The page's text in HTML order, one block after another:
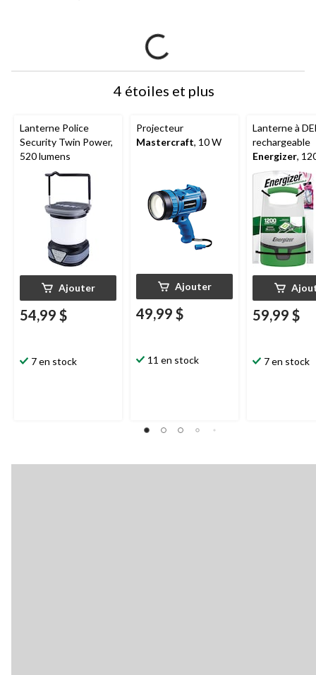
4 étoiles et plus
Lanterne Police
Security Twin Power,
520 lumens
Ajouter
54,99 $
7 en stock
Projecteur
Mastercraft, 10 W
Ajouter
49,99 $
11 en stock
Lanterne à
rechargeable
Energizer,
lumens
59,99 $
7 en stock